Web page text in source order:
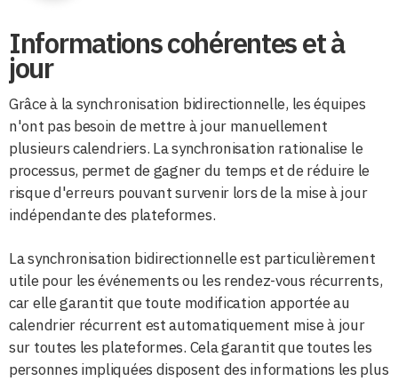
Informations cohérentes et à
jour
Grâce à la synchronisation bidirectionnelle, les équipes
n'ont pas besoin de mettre à jour manuellement
plusieurs calendriers. La synchronisation rationalise le
processus, permet de gagner du temps et de réduire le
risque d'erreurs pouvant survenir lors de la mise à jour
indépendante des plateformes.
La synchronisation bidirectionnelle est particulièrement
utile pour les événements ou les rendez-vous récurrents,
car elle garantit que toute modification apportée au
calendrier récurrent est automatiquement mise à jour
sur toutes les plateformes. Cela garantit que toutes les
personnes impliquées disposent des informations les plus